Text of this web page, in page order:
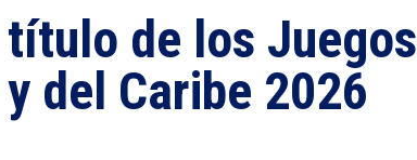
de los Juegos
del Caribe 2026